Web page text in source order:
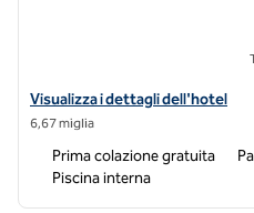
Visualizza i dettagli dell'hotel
Visualizza i dettagli dell'hotel
6,67 miglia
Prima colazione gratuita
Piscina interna